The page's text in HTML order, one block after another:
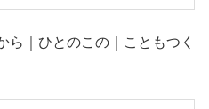
ら｜ひとのこの｜こともつく